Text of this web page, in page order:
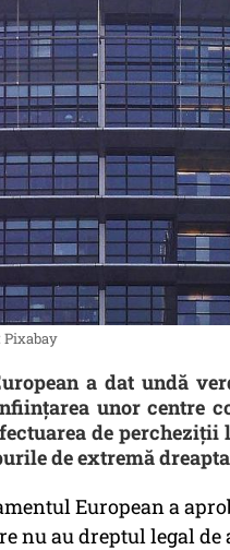
Pixabay
a dat undă
unor centre
de
de extremă
European a
nu au dreptul legal de